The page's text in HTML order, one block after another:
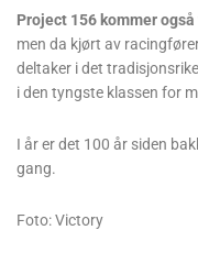
Project 156 kommer også
men da kjørt av
deltaker i det
i den tyngste klassen for
I år er det 100 år siden
gang.
Foto: Victory